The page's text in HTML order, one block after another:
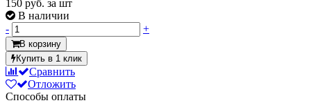
150 руб. за шт
В наличии
-
+
В корзину
Купить в 1 клик
Сравнить
Отложить
Способы оплаты